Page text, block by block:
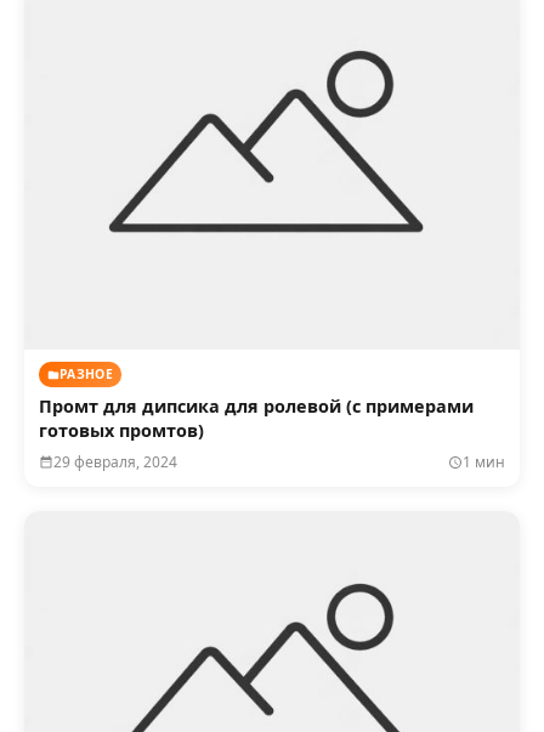
РАЗНОЕ
Промт для дипсика для ролевой (с примерами
готовых промтов)
29 февраля, 2024 1 мин